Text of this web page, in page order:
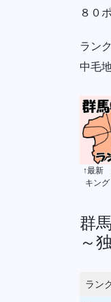
８０
ラン
中毛
↑最新
キング
群
～
ラン